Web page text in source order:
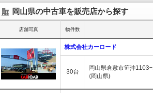
岡山県の中古車を販売店から探す
店舗写真 物件数
株式会社カーロード
30台
岡山県倉敷市笹沖
(岡山県)